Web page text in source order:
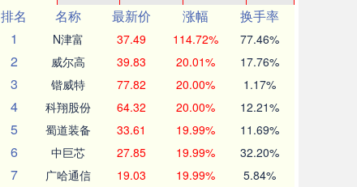
排名
名称 最新价 涨幅
换手率
1
N津富 37.49 114.72% 77.46%
2 威尔高 39.83 20.01% 17.76%
3 锴威特 77.82 20.00% 1.17%
4 科翔股份 64.32 20.00% 12.21%
5 蜀道装备 33.61 19.99% 11.69%
6 中巨芯 27.85 19.99% 32.20%
7 广哈通信 19.03 19.99% 5.84%